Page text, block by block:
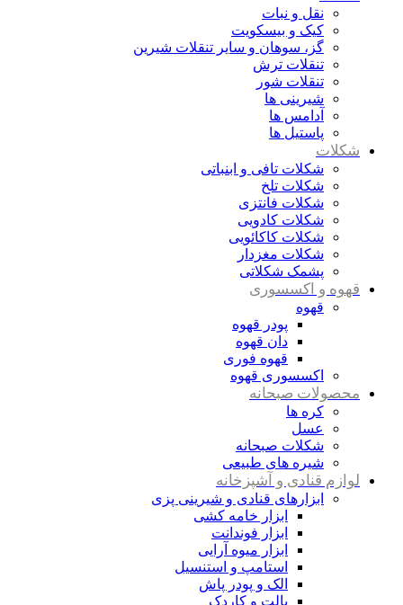
نقل و نبات
کیک و بیسکویت
گز، سوهان و سایر تنقلات شیرین
تنقلات ترش
تنقلات شور
شیرینی ها
آدامس ها
پاستیل ها
شکلات
شکلات تافی و ابنباتی
شکلات تلخ
شکلات فانتزی
شکلات کادویی
شکلات کاکائویی
شکلات مغزدار
پشمک شکلاتی
قهوه و اکسسوری
قهوه
پودر قهوه
دان قهوه
قهوه فوری
اکسسوری قهوه
محصولات صبحانه
کره ها
عسل
شکلات صبحانه
شیره های طبیعی
لوازم قنادی و آشپزخانه
ابزارهای قنادی و شیرینی پزی
ابزار خامه کشی
ابزار فوندانت
ابزار میوه آرایی
استامپ و استنسیل
الک و پودر پاش
پالت و کاردک